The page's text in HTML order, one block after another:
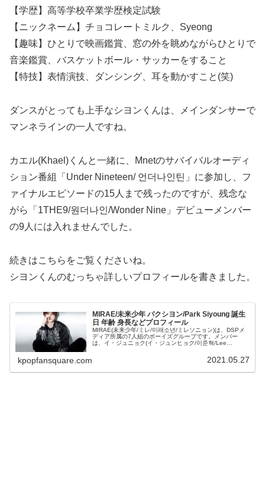
【学歴】高等学校卒業学歴検定試験
【ニックネーム】チョコレートミルク、Syeong
【趣味】ひとりで映画鑑賞、窓の外を眺めながらひとりで
音楽鑑賞、バスケットボール・サッカーをすること
【特技】表情演技、ダンシング、耳を動かすこと(笑)
ダンスがとっても上手なシヨンくんは、メインダンサーで
マンネラインの一人ですね。
カエル(Khael)くんと一緒に、Mnetのサバイバルオーディ
ション番組「Under Nineteen/ 언더나인틴」に参加し、フ
ァイナルエピソードの15人まで残ったのですが、残念な
がら「1THE9/원더나인/Wonder Nine」デビューメンバー
の9人には入れませんでした。
続きはこちらをご覧くださいね。
シヨンくんのむっちゃ詳しいプロフィールを書きました。
MIRAE/未来少年 パクシヨン/Park Siyoung 誕生
日 年齢 身長などプロフィール
MIRAE(未来少年/ミレ/미래소년/ミレソニョン)は、DSPメ
ディア所属の7人組のボーイズグループです。メンバー
は、イ・ジュニョク(イ・ジュンヒョク/이준혁/Lee
kpopfansquare.com 2021.05.27